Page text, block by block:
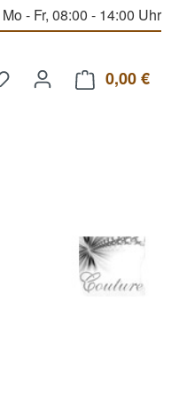
Mo - Fr, 08:00 - 14:00 Uhr
Du hast 0 Produkte auf
0,00 €